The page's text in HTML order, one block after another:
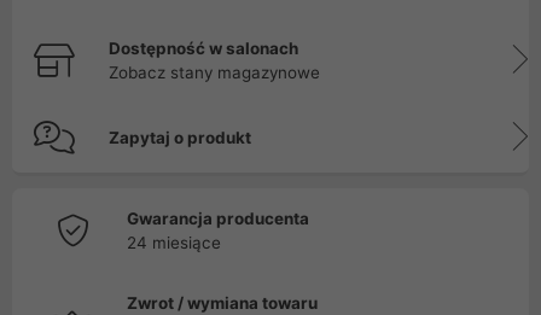
Dostępność w salonach
Zobacz stany magazynowe
Zapytaj o produkt
Gwarancja producenta
24 miesiące
Zwrot / wymiana towaru